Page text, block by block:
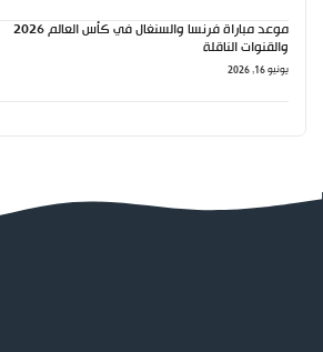
موعد مباراة فرنسا والسنغال في كأس العالم 2026
والقنوات الناقلة
يونيو 16, 2026